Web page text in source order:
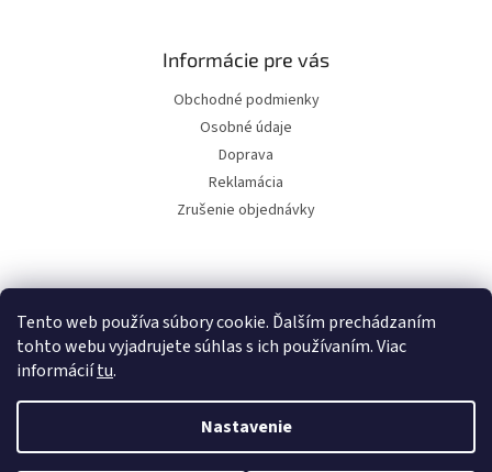
Tento web používa súbory cookie. Ďalším prechádzaním
tohto webu vyjadrujete súhlas s ich používaním. Viac
informáciítu.
Nastavenie
Informácie pre vás
Obchodné podmienky
Osobné údaje
Doprava
Reklamácia
Zrušenie objednávky
Facebook